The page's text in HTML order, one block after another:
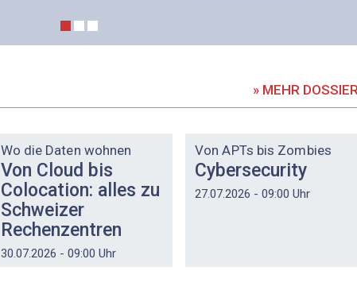
» MEHR
Wo die Daten wohnen
Von Cloud bis
Colocation: alles zu
Schweizer
Rechenzentren
30.07.2026 - 09:00 Uhr
Von APTs bis Zombies
Cybersecurity
27.07.2026 - 09:00 Uhr